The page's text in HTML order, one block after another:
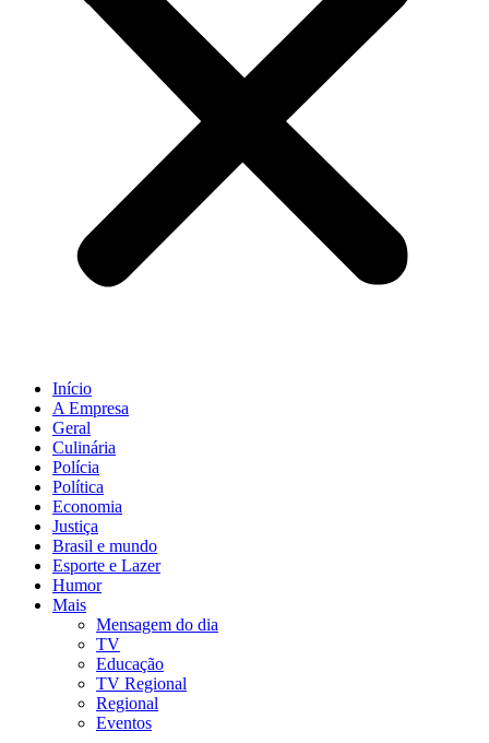
Início
A Empresa
Geral
Culinária
Polícia
Política
Economia
Justiça
Brasil e mundo
Esporte e Lazer
Humor
Mais
Mensagem do dia
TV
Educação
TV Regional
Regional
Eventos